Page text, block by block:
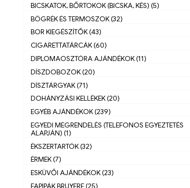
BICSKATOK, BŐRTOKOK (BICSKA, KÉS) (5)
BÖGRÉK ÉS TERMOSZOK (32)
BOR KIEGÉSZÍTŐK (43)
CIGARETTATÁRCÁK (60)
DIPLOMAOSZTÓRA AJÁNDÉKOK (11)
DÍSZDOBOZOK (20)
DÍSZTÁRGYAK (71)
DOHÁNYZÁSI KELLÉKEK (20)
EGYÉB AJÁNDÉKOK (239)
EGYEDI MEGRENDELÉS (TELEFONOS EGYEZTETÉS
ALAPJÁN) (1)
ÉKSZERTARTÓK (32)
ÉRMEK (7)
ESKÜVŐI AJÁNDÉKOK (23)
FAPIPÁK BRUYERE (25)